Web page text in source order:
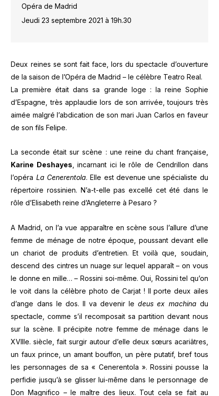
Opéra de Madrid
Jeudi 23 septembre 2021 à 19h.30
Deux reines se sont fait face, lors du spectacle d’ouverture
de la saison de l’Opéra de Madrid – le célèbre Teatro Real.
La première était dans sa grande loge : la reine Sophie
d’Espagne, très applaudie lors de son arrivée, toujours très
aimée malgré l’abdication de son mari Juan Carlos en faveur
de son fils Felipe.
La seconde était sur scène : une reine du chant française,
Karine Deshayes, incarnant ici le rôle de Cendrillon dans
l’opéra La Cenerentola. Elle est devenue une spécialiste du
répertoire rossinien. N’a-t-elle pas excellé cet été dans le
rôle d’Elisabeth reine d’Angleterre à Pesaro ?
A Madrid, on l’a vue apparaître en scène sous l’allure d’une
femme de ménage de notre époque, poussant devant elle
un chariot de produits d’entretien. Et voilà que, soudain,
descend des cintres un nuage sur lequel apparaît – on vous
le donne en mille… – Rossini soi-même. Oui, Rossini tel qu’on
le voit dans la célèbre photo de Carjat ! Il porte deux ailes
d’ange dans le dos. Il va devenir ledeus ex machina du
spectacle, comme s’il recomposait sa partition devant nous
sur la scène. Il précipite notre femme de ménage dans le
XVIIIe. siècle, fait surgir autour d’elle deux sœurs acariâtres,
un faux prince, un amant bouffon, un père putatif, bref tous
les personnages de sa « Cenerentola ». Rossini pousse la
perfidie jusqu’à se glisser lui-même dans le personnage de
Don Magnifico – le maître des lieux. Tout cela se fait au